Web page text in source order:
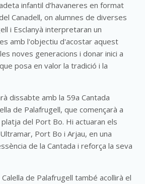
infantil d’havaneres en format
Canadell, on alumnes de diverses
i Esclanyà interpretaran un
amb l'objectiu d'acostar aquest
noves generacions i donar inici a
posa en valor la tradició i la
dissabte amb la 59a Cantada
de Palafrugell, que començarà a
del Port Bo. Hi actuaran els
Port Bo i Arjau, en una
de la Cantada i reforça la seva
de Palafrugell també acollirà el